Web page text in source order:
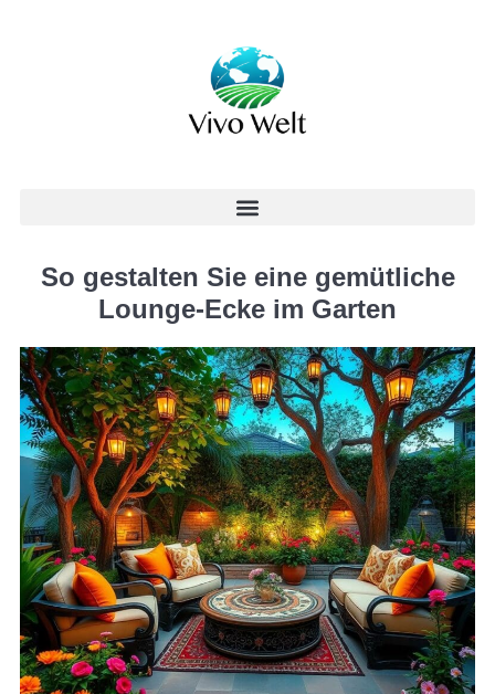
So gestalten Sie eine gemütliche
Lounge-Ecke im Garten